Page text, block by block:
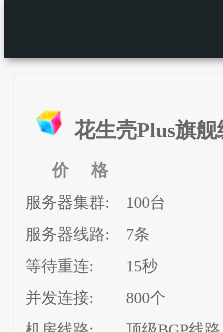
花生壳Plus旗舰
价 格
服务器集群:
100台
服务器线路:
7条
等待重连:
15秒
并发连接:
800个